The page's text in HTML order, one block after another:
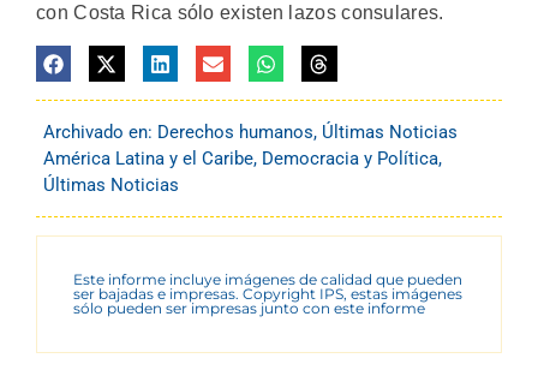
con Costa Rica sólo existen lazos consulares.
Archivado en: Derechos humanos, Últimas Noticias
América Latina y el Caribe, Democracia y Política,
Últimas Noticias
Este informe incluye imágenes de calidad que pueden
ser bajadas e impresas. Copyright IPS, estas imágenes
sólo pueden ser impresas junto con este informe